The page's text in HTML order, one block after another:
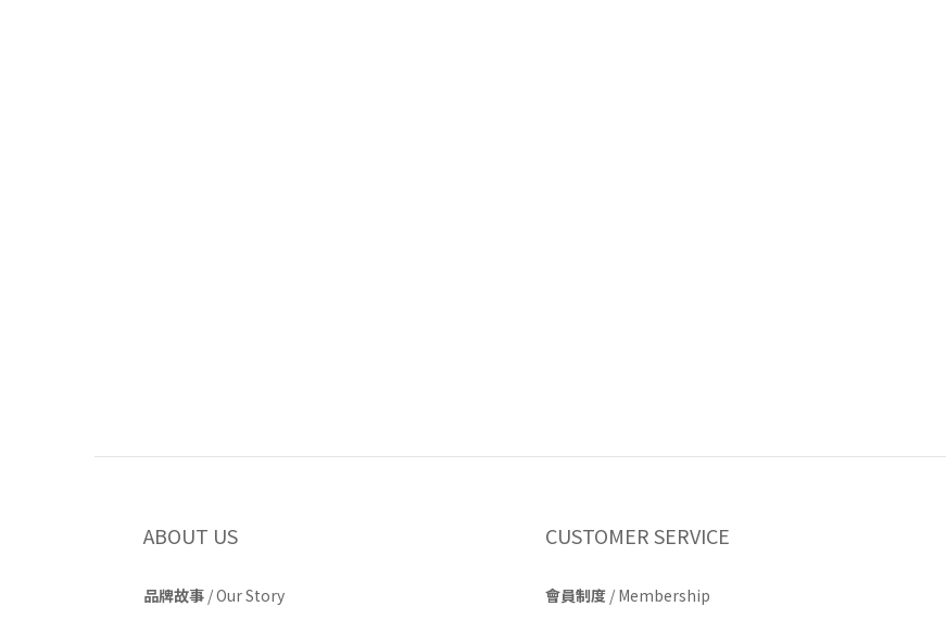
ABOUT US
品牌故事 /Our Story
CUSTOMER SERVICE
會員制度 / Membership